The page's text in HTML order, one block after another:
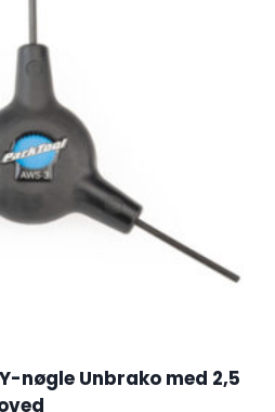
nøgle Unbrako med 2,5